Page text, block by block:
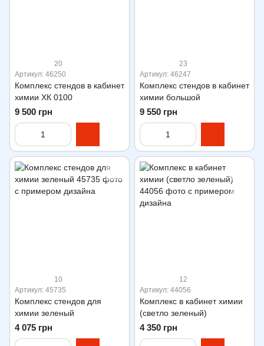
20
Артикул: 46250
Комплекс стендов в кабинет
химии ХК 0100
9 500 грн
23
Артикул: 46247
Комплекс стендов в кабинет
химии большой
9 550 грн
10
Артикул: 45735
Комплекс стендов для
химии зеленый
4 075 грн
12
Артикул: 44056
Комплекс в кабинет химии
(светло зеленый)
4 350 грн